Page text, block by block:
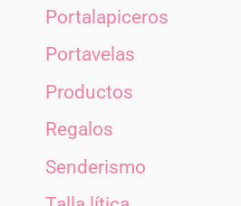
Portalapiceros
Portavelas
Productos
Regalos
Senderismo